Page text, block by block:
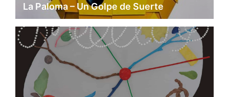
La Paloma – Un Golpe de Suerte